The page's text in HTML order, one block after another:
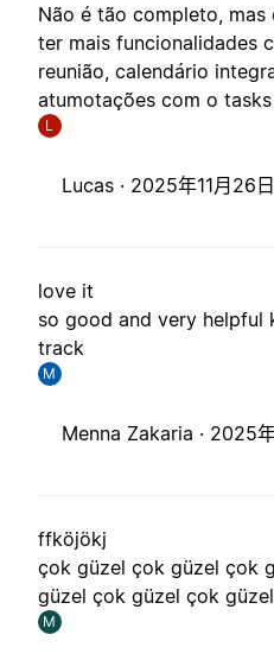
Não é tão completo, mas
ter mais funcionalidades
reunião, calendário
atumotações com o tasks
L
Lucas · 2025年11月26日
love it
so good and very helpful
track
M
Menna Zakaria · 2025
ffköjökj
çok güzel çok güzel çok
güzel çok güzel çok güzel
M